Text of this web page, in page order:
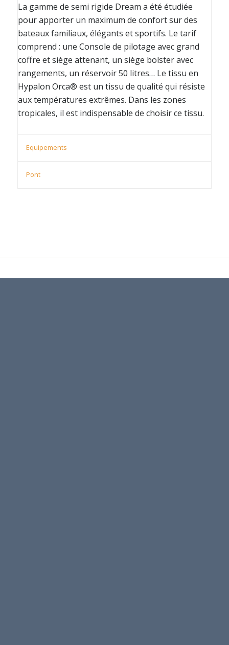
La gamme de semi rigide Dream a été étudiée
pour apporter un maximum de confort sur des
bateaux familiaux, élégants et sportifs. Le tarif
comprend : une Console de pilotage avec grand
coffre et siège attenant, un siège bolster avec
rangements, un réservoir 50 litres… Le tissu en
Hypalon Orca® est un tissu de qualité qui résiste
aux températures extrêmes. Dans les zones
tropicales, il est indispensable de choisir ce tissu.
Equipements
Pont